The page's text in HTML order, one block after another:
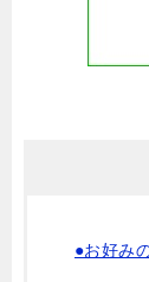
●お好み